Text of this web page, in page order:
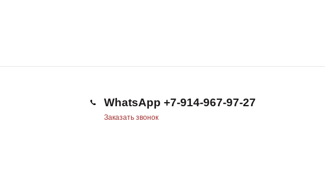
WhatsApp +7-914-967-97-27
Заказать звонок